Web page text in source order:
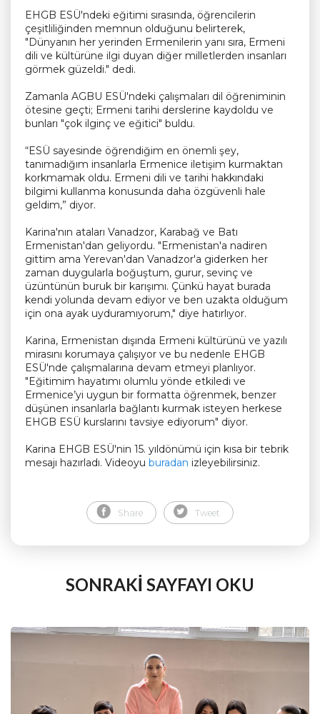
EHGB ESÜ'ndeki eğitimi sırasında, öğrencilerin
çeşitliliğinden memnun olduğunu belirterek,
"Dünyanın her yerinden Ermenilerin yanı sıra, Ermeni
dili ve kültürüne ilgi duyan diğer milletlerden insanları
görmek güzeldi." dedi.
Zamanla AGBU ESÜ'ndeki çalışmaları dil öğreniminin
ötesine geçti; Ermeni tarihi derslerine kaydoldu ve
bunları "çok ilginç ve eğitici" buldu.
“ESÜ sayesinde öğrendiğim en önemli şey,
tanımadığım insanlarla Ermenice iletişim kurmaktan
korkmamak oldu. Ermeni dili ve tarihi hakkındaki
bilgimi kullanma konusunda daha özgüvenli hale
geldim,” diyor.
Karina'nın ataları Vanadzor, Karabağ ve Batı
Ermenistan'dan geliyordu. "Ermenistan'a nadiren
gittim ama Yerevan'dan Vanadzor'a giderken her
zaman duygularla boğuştum, gurur, sevinç ve
üzüntünün buruk bir karışımı. Çünkü hayat burada
kendi yolunda devam ediyor ve ben uzakta olduğum
için ona ayak uyduramıyorum," diye hatırlıyor.
Karina, Ermenistan dışında Ermeni kültürünü ve yazılı
mirasını korumaya çalışıyor ve bu nedenle EHGB
ESÜ'nde çalışmalarına devam etmeyi planlıyor.
"Eğitimim hayatımı olumlu yönde etkiledi ve
Ermenice’yi uygun bir formatta öğrenmek, benzer
düşünen insanlarla bağlantı kurmak isteyen herkese
EHGB ESÜ kurslarını tavsiye ediyorum" diyor.
Karina EHGB ESÜ'nin 15. yıldönümü için kısa bir tebrik
mesajı hazırladı. Videoyu buradan izleyebilirsiniz.
Share Tweet
SONRAKİ SAYFAYI OKU